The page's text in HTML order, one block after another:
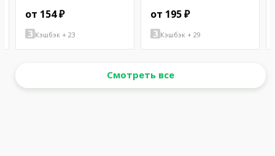
от 154 ₽
Кэшбэк + 23
от 195 ₽
Кэшбэк + 29
Смотреть все